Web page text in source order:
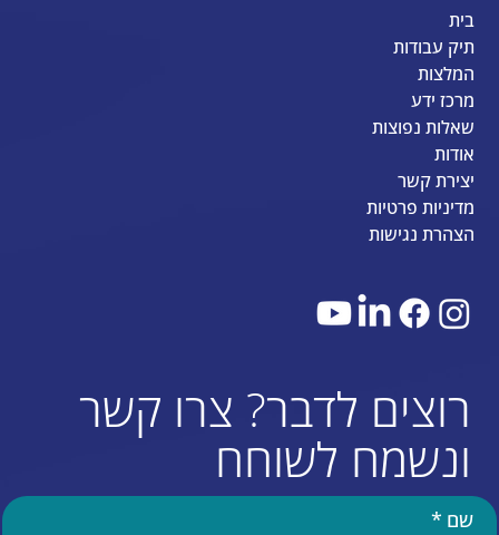
בית
תיק עבודות
המלצות
מרכז ידע
שאלות נפוצות
אודות
יצירת קשר
מדיניות פרטיות
הצהרת נגישות
שם *
רוצים לדבר? צרו קשר
ונשמח לשוחח